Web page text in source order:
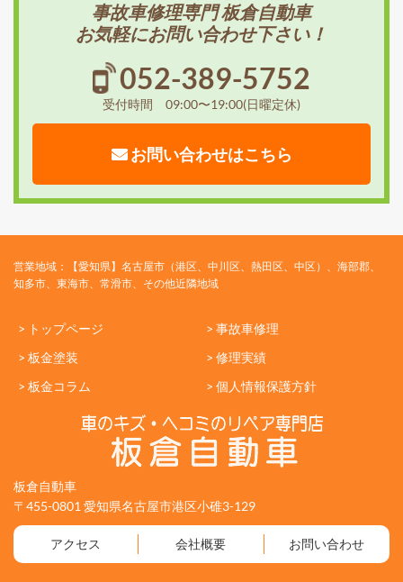
事故車修理専門 板倉自動車
お気軽にお問い合わせ下さい！
052-389-5752
受付時間 09:00〜19:00(日曜定休)
お問い合わせはこちら
営業地域：【愛知県】名古屋市（港区、中川区、熱田区、中区）、海部郡、
知多市、東海市、常滑市、その他近隣地域
> トップページ
> 事故車修理
> 板金塗装
> 修理実績
> 板金コラム
> 個人情報保護方針
板倉自動車
〒455-0801 愛知県名古屋市港区小碓3-129
アクセス 会社概要 お問い合わせ